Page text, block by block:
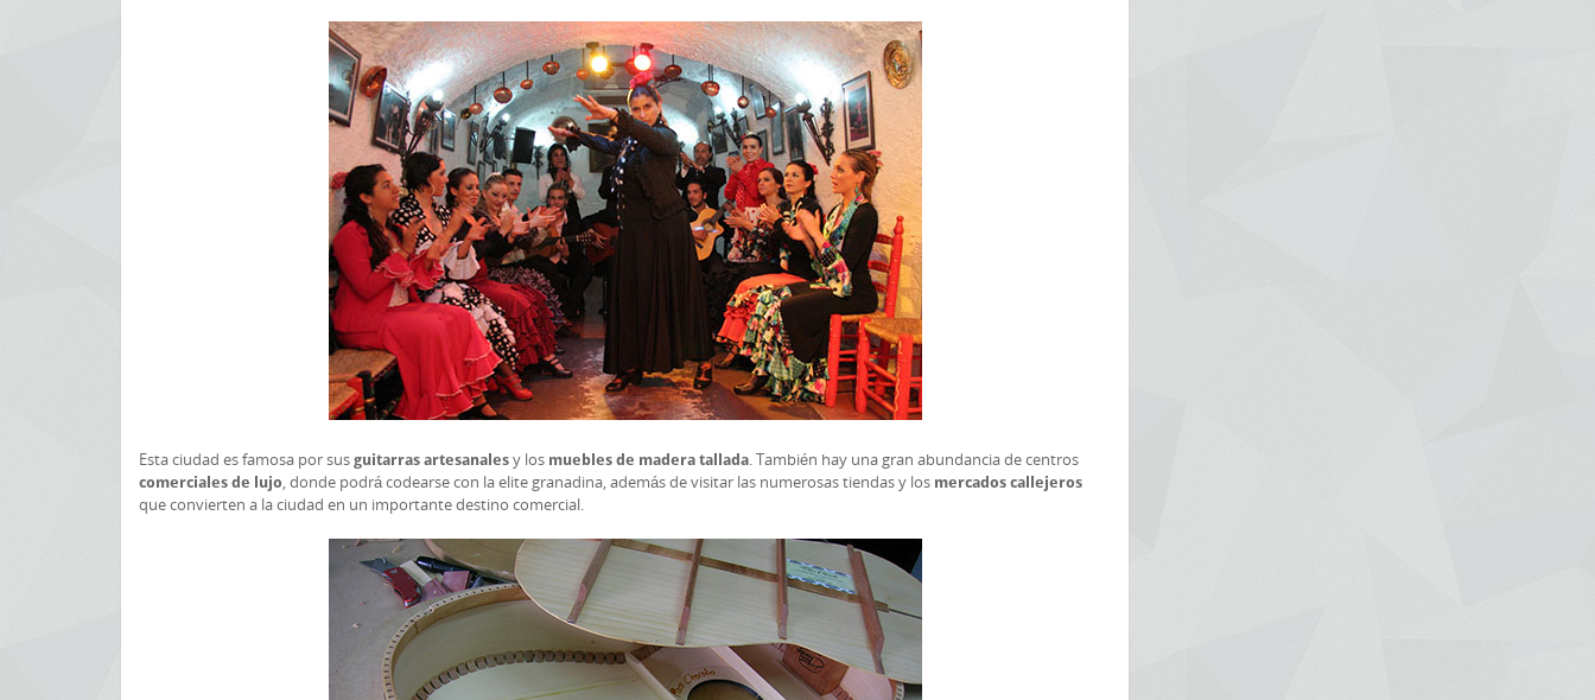
Esta ciudad es famosa por sus guitarras artesanales y los muebles de madera tallada. También hay una gran abundancia de centros
comerciales de lujo, donde podrá codearse con la elite granadina, además de visitar las numerosas tiendas y los mercados callejeros
que convierten a la ciudad en un importante destino comercial.